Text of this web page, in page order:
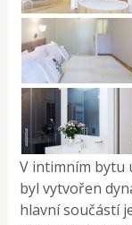
V intimním bytu
byl vytvořen
hlavní součástí